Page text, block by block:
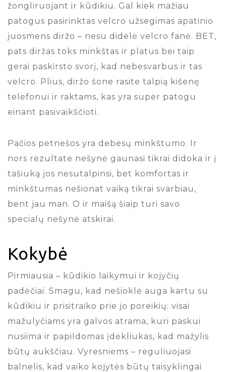
žongliruojant ir kūdikiu. Gal kiek mažiau
patogus pasirinktas velcro užsegimas apatinio
juosmens diržo – nesu didelė velcro fanė. BET,
pats diržas toks minkštas ir platus bei taip
gerai paskirsto svorį, kad nebesvarbus ir tas
velcro. Plius, diržo šone rasite talpią kišenę
telefonui ir raktams, kas yra super patogu
einant pasivaikščioti.
Pačios petnešos yra debesų minkštumo. Ir
nors rezultate nešynė gaunasi tikrai didoka ir į
tašiuką jos nesutalpinsi, bet komfortas ir
minkštumas nešionat vaiką tikrai svarbiau,
bent jau man. O ir maišą šiaip turi savo
specialų nešynė atskirai.
Kokybė
Pirmiausia – kūdikio laikymui ir kojyčių
padėčiai. Smagu, kad nešioklė auga kartu su
kūdikiu ir prisitraiko prie jo poreikių: visai
mažulyčiams yra galvos atrama, kuri paskui
nusiima ir papildomas įdėkliukas, kad mažylis
būtų aukščiau. Vyresniems – reguliuojasi
balnelis, kad vaiko kojytės būtų taisyklingai